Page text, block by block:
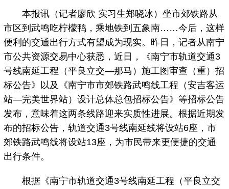
本报讯（记者廖欣 实习生郑晓冰）坐市郊铁路从
市区到武鸣吃柠檬鸭，乘地铁到五象南……今后，这样
便利的交通出行方式有望成为现实。昨日，记者从南宁
市公共资源交易中心获悉，近日，《南宁市轨道交通3
号线南延工程（平良立交—那马）施工图审查（重）招
标公告》以及《南宁市市郊铁路武鸣线工程（安吉客运
站—完美世界站）设计总体总包招标公告》等招标公告
发布，意味着这两条线路迎来实质性进展。根据近期发
布的招标公告，轨道交通3号线南延线将设站6座，市
郊铁路武鸣线将设站13座，为市民带来更便捷的交通
出行条件。
根据《南宁市轨道交通3号线南延工程（平良立交